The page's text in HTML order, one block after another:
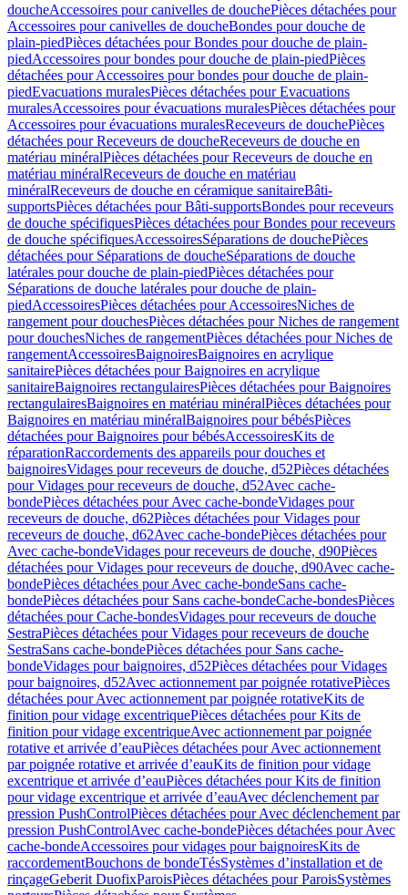
doucheAccessoires pour canivelles de douchePièces détachées pour
Accessoires pour canivelles de doucheBondes pour douche de
plain-piedPièces détachées pour Bondes pour douche de plain-
piedAccessoires pour bondes pour douche de plain-piedPièces
détachées pour Accessoires pour bondes pour douche de plain-
piedEvacuations muralesPièces détachées pour Evacuations
muralesAccessoires pour évacuations muralesPièces détachées pour
Accessoires pour évacuations muralesReceveurs de douchePièces
détachées pour Receveurs de doucheReceveurs de douche en
matériau minéralPièces détachées pour Receveurs de douche en
matériau minéralReceveurs de douche en matériau
minéralReceveurs de douche en céramique sanitaireBâti-
supportsPièces détachées pour Bâti-supportsBondes pour receveurs
de douche spécifiquesPièces détachées pour Bondes pour receveurs
de douche spécifiquesAccessoiresSéparations de douchePièces
détachées pour Séparations de doucheSéparations de douche
latérales pour douche de plain-piedPièces détachées pour
Séparations de douche latérales pour douche de plain-
piedAccessoiresPièces détachées pour AccessoiresNiches de
rangement pour douchesPièces détachées pour Niches de rangement
pour douchesNiches de rangementPièces détachées pour Niches de
rangementAccessoiresBaignoiresBaignoires en acrylique
sanitairePièces détachées pour Baignoires en acrylique
sanitaireBaignoires rectangulairesPièces détachées pour Baignoires
rectangulairesBaignoires en matériau minéralPièces détachées pour
Baignoires en matériau minéralBaignoires pour bébésPièces
détachées pour Baignoires pour bébésAccessoiresKits de
réparationRaccordements des appareils pour douches et
baignoiresVidages pour receveurs de douche, d52Pièces détachées
pour Vidages pour receveurs de douche, d52Avec cache-
bondePièces détachées pour Avec cache-bondeVidages pour
receveurs de douche, d62Pièces détachées pour Vidages pour
receveurs de douche, d62Avec cache-bondePièces détachées pour
Avec cache-bondeVidages pour receveurs de douche, d90Pièces
détachées pour Vidages pour receveurs de douche, d90Avec cache-
bondePièces détachées pour Avec cache-bondeSans cache-
bondePièces détachées pour Sans cache-bondeCache-bondesPièces
détachées pour Cache-bondesVidages pour receveurs de douche
SestraPièces détachées pour Vidages pour receveurs de douche
SestraSans cache-bondePièces détachées pour Sans cache-
bondeVidages pour baignoires, d52Pièces détachées pour Vidages
pour baignoires, d52Avec actionnement par poignée rotativePièces
détachées pour Avec actionnement par poignée rotativeKits de
finition pour vidage excentriquePièces détachées pour Kits de
finition pour vidage excentriqueAvec actionnement par poignée
rotative et arrivée d’eauPièces détachées pour Avec actionnement
par poignée rotative et arrivée d’eauKits de finition pour vidage
excentrique et arrivée d’eauPièces détachées pour Kits de finition
pour vidage excentrique et arrivée d’eauAvec déclenchement par
pression PushControlPièces détachées pour Avec déclenchement par
pression PushControlAvec cache-bondePièces détachées pour Avec
cache-bondeAccessoires pour vidages pour baignoiresKits de
raccordementBouchons de bondeTésSystèmes d’installation et de
rinçageGeberit DuofixParoisPièces détachées pour ParoisSystèmes